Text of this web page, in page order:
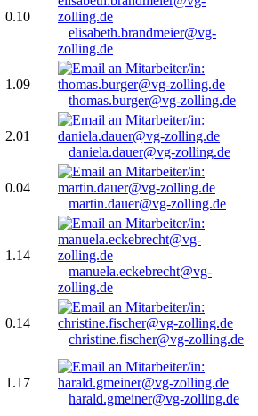
0.10
elisabeth.brandmeier@vg-
zolling.de
1.09
thomas.burger@vg-zolling.de
2.01
daniela.dauer@vg-zolling.de
0.04
martin.dauer@vg-zolling.de
1.14
manuela.eckebrecht@vg-
zolling.de
0.14
christine.fischer@vg-zolling.de
1.17
harald.gmeiner@vg-zolling.de